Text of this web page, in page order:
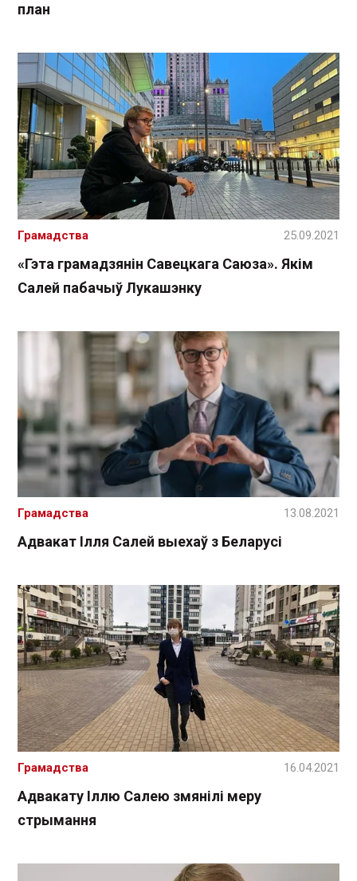
план
«Гэта грамадзянін Савецкага Саюза». Якім
Салей пабачыў Лукашэнку
Грамадства 25.09.2021
Адвакат Ілля Салей выехаў з Беларусі
Грамадства 13.08.2021
Адвакату Іллю Салею змянілі меру
стрымання
Грамадства 16.04.2021